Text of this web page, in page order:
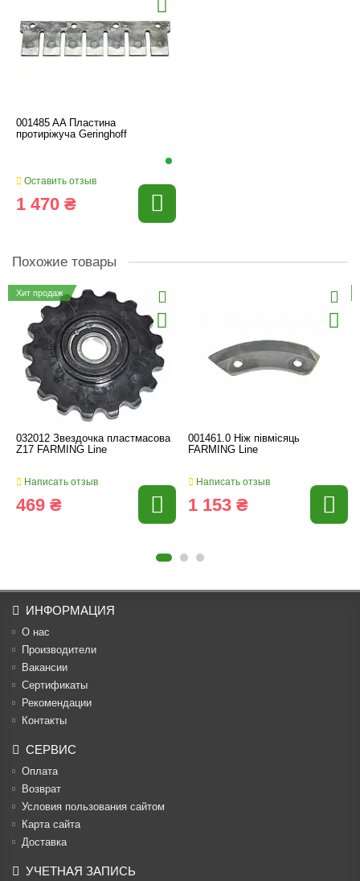
001485 AA Пластина
протиріжуча Geringhoff
Оставить отзыв
1 470 ₴
Похожие товары
Хит продаж
032012 Звездочка пластмасова
Z17 FARMING Line
Написать отзыв
469 ₴
001461.0 Ніж півмісяць
FARMING Line
Написать отзыв
1 153 ₴
ИНФОРМАЦИЯ
О нас
Производители
Вакансии
Cертификаты
Рекомендации
Контакты
СЕРВИС
Оплата
Возврат
Условия пользования сайтом
Карта сайта
Доставка
УЧЕТНАЯ ЗАПИСЬ